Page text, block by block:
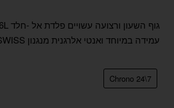
עמידה במיוחד ואנטי אלרגנית מנגנון SWISS...
Chrono 24\7